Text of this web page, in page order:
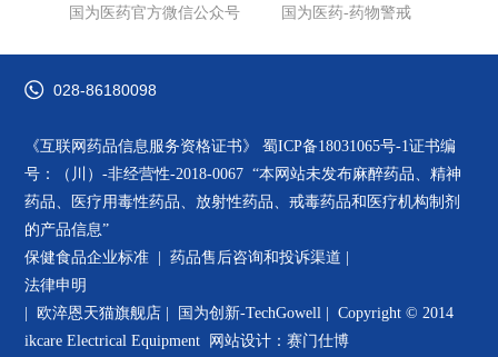
国为医药官方微信公众号 国为医药-药物警戒
028-86180098
《互联网药品信息服务资格证书》蜀ICP备18031065号-1证书编
号：（川）-非经营性-2018-0067 “本网站未发布麻醉药品、精神
药品、医疗用毒性药品、放射性药品、戒毒药品和医疗机构制剂
的产品信息”
保健食品企业标准 |
药品售后咨询和投诉渠道 |
法律申明
|欧淬恩天猫旗舰店 | 国为创新-TechGowell |Copyright © 2014
ikcare Electrical Equipment 网站设计：赛门仕博